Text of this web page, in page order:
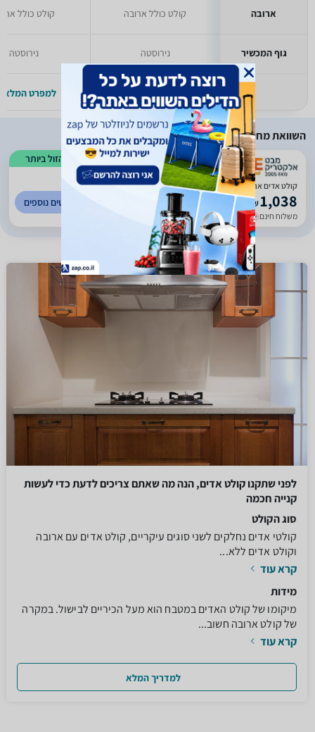
ארובה
גוף המכשיר
קולט כולל ארובה
נירוסטה
קולט כולל
נירוסטה
למפרט המלא
השוואת מחירים
הזול ביותר
3.09
(
735
)
קולט אדים ארובה DELONGHI דגם CH609
₪1,038
משלוח חינם עד 7 ימי עסקים
לפרטים נוספים
לפני שתקנו קולט אדים, הנה מה שאתם צריכים לדעת כדי לעשות
קנייה חכמה
סוג הקולט
קולטי אדים נחלקים לשני סוגים עיקריים, קולט אדים עם ארובה
וקולט אדים ללא...
קרא עוד
מידות
מיקומו של קולט האדים במטבח הוא מעל הכיריים לבישול. במקרה
של קולט ארובה חשוב...
קרא עוד
למדריך המלא